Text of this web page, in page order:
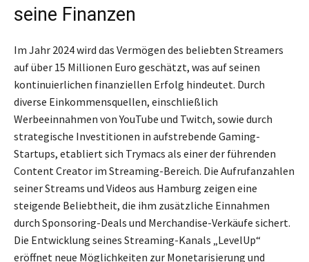
seine Finanzen
Im Jahr 2024 wird das Vermögen des beliebten Streamers
auf über 15 Millionen Euro geschätzt, was auf seinen
kontinuierlichen finanziellen Erfolg hindeutet. Durch
diverse Einkommensquellen, einschließlich
Werbeeinnahmen von YouTube und Twitch, sowie durch
strategische Investitionen in aufstrebende Gaming-
Startups, etabliert sich Trymacs als einer der führenden
Content Creator im Streaming-Bereich. Die Aufrufanzahlen
seiner Streams und Videos aus Hamburg zeigen eine
steigende Beliebtheit, die ihm zusätzliche Einnahmen
durch Sponsoring-Deals und Merchandise-Verkäufe sichert.
Die Entwicklung seines Streaming-Kanals „LevelUp“
eröffnet neue Möglichkeiten zur Monetarisierung und